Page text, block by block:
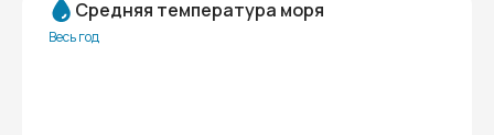
Средняя температура моря
Весь год